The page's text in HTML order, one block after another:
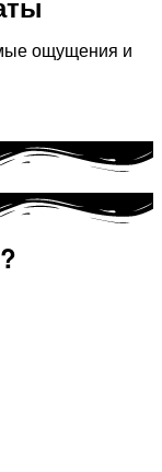
ощущения и